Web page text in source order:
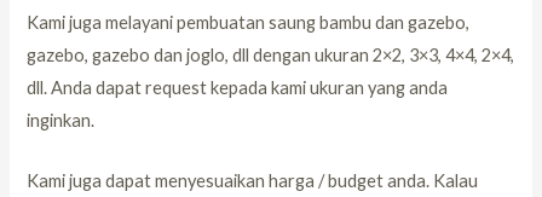
Kami juga melayani pembuatan saung bambu dan gazebo,
gazebo, gazebo dan joglo, dll dengan ukuran 2×2, 3×3, 4×4, 2×4,
dll. Anda dapat request kepada kami ukuran yang anda
inginkan.
Kami juga dapat menyesuaikan harga / budget anda. Kalau